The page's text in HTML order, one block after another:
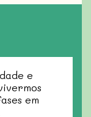
e
em